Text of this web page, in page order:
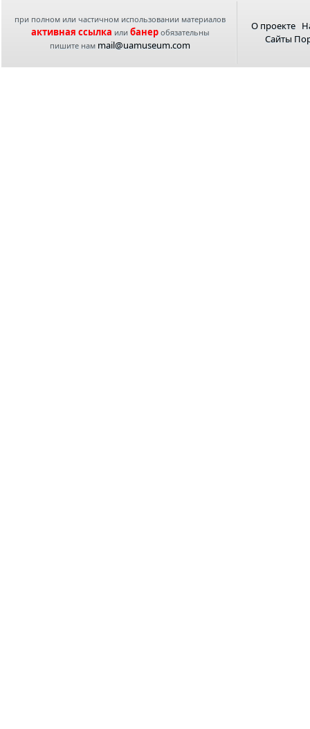
при полном или частичном использовании материалов
активная ссылка или банеробязательны
пишите нам mail@uamuseum.com
О проекте
Сайты